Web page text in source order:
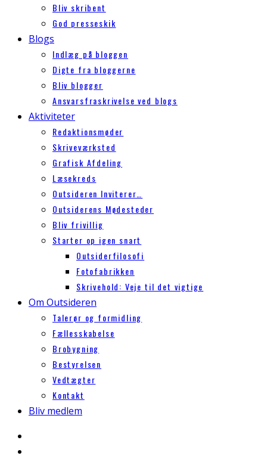
Bliv skribent
God presseskik
Blogs
Indlæg på bloggen
Digte fra bloggerne
Bliv blogger
Ansvarsfraskrivelse ved blogs
Aktiviteter
Redaktionsmøder
Skriveværksted
Grafisk Afdeling
Læsekreds
Outsideren Inviterer…
Outsiderens Mødesteder
Bliv frivillig
Starter op igen snart
Outsiderfilosofi
Fotofabrikken
Skrivehold: Veje til det vigtige
Om Outsideren
Talerør og formidling
Fællesskabelse
Brobygning
Bestyrelsen
Vedtægter
Kontakt
Bliv medlem